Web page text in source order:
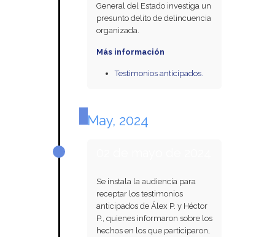
General del Estado investiga un
presunto delito de delincuencia
organizada.
Más información
Testimonios anticipados.
May, 2024
Se instala la audiencia para
receptar los testimonios
anticipados de Álex P. y Héctor
P., quienes informaron sobre los
hechos en los que participaron,